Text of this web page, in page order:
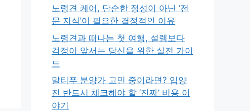
노령견 케어, 단순한 정성이 아닌 ‘전
문 지식’이 필요한 결정적인 이유
노령견과 떠나는 첫 여행, 설렘보다
걱정이 앞서는 당신을 위한 실전 가이
드
말티푸 분양가 고민 중이라면? 입양
전 반드시 체크해야 할 ‘진짜’ 비용 이
야기